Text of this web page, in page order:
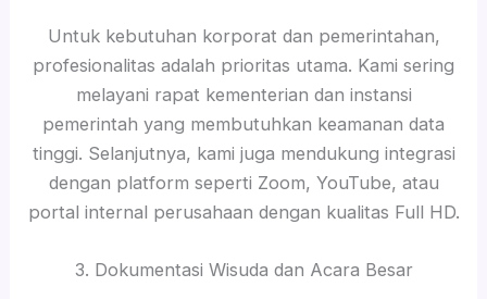
Untuk kebutuhan korporat dan pemerintahan,
profesionalitas adalah prioritas utama. Kami sering
melayani rapat kementerian dan instansi
pemerintah yang membutuhkan keamanan data
tinggi. Selanjutnya, kami juga mendukung integrasi
dengan platform seperti Zoom, YouTube, atau
portal internal perusahaan dengan kualitas Full HD.
3. Dokumentasi Wisuda dan Acara Besar